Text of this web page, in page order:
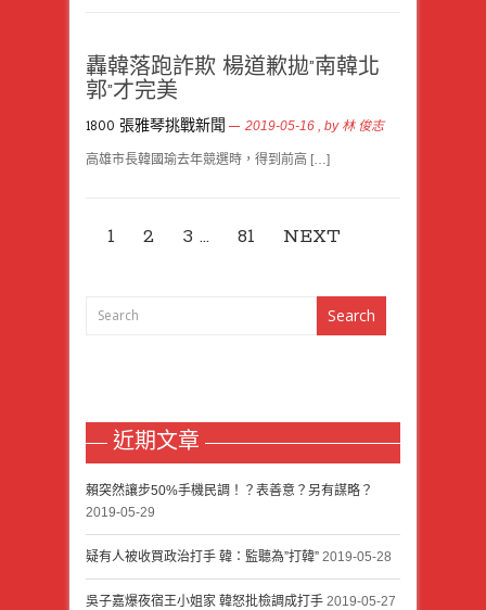
轟韓落跑詐欺 楊道歉拋”南韓北
郭”才完美
1800 張雅琴挑戰新聞 2019-05-16 , by 林 俊志
高雄市長韓國瑜去年競選時，得到前高 […]
1 2 3 … 81 NEXT
近期文章
賴突然讓步50%手機民調！？表善意？另有謀略？
2019-05-29
疑有人被收買政治打手 韓：監聽為”打韓” 2019-05-28
吳子嘉爆夜宿王小姐家 韓怒批檢調成打手 2019-05-27